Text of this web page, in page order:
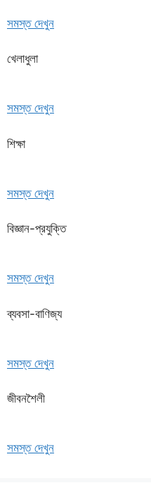
সমস্ত দেখুন
খেলাধুলা
সমস্ত দেখুন
শিক্ষা
সমস্ত দেখুন
বিজ্ঞান-প্রযুক্তি
সমস্ত দেখুন
ব্যবসা-বাণিজ্য
সমস্ত দেখুন
জীবনশৈলী
সমস্ত দেখুন